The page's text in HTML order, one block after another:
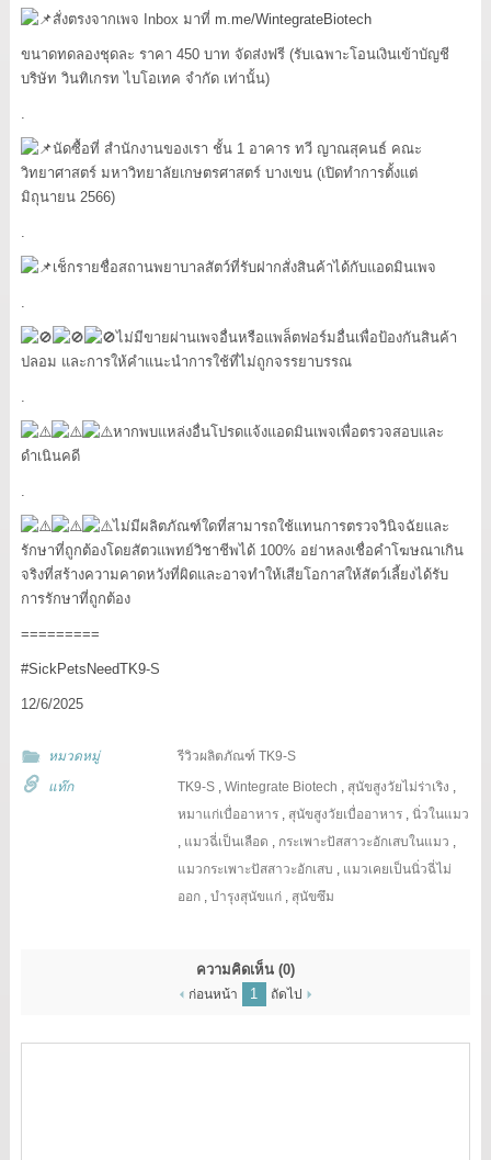
สั่งตรงจากเพจ Inbox มาที่ m.me/WintegrateBiotech
ขนาดทดลองชุดละ ราคา 450 บาท จัดส่งฟรี (รับเฉพาะโอนเงินเข้าบัญชี
บริษัท วินทิเกรท ไบโอเทค จำกัด เท่านั้น)
.
นัดซื้อที่ สำนักงานของเรา ชั้น 1 อาคาร ทวี ญาณสุคนธ์ คณะ
วิทยาศาสตร์ มหาวิทยาลัยเกษตรศาสตร์ บางเขน (เปิดทำการตั้งแต่
มิถุนายน 2566)
.
เช็กรายชื่อสถานพยาบาลสัตว์ที่รับฝากสั่งสินค้าได้กับแอดมินเพจ
.
ไม่มีขายผ่านเพจอื่นหรือแพล็ตฟอร์มอื่นเพื่อป้องกันสินค้า
ปลอม และการให้คำแนะนำการใช้ที่ไม่ถูกจรรยาบรรณ
.
หากพบแหล่งอื่นโปรดแจ้งแอดมินเพจเพื่อตรวจสอบและ
ดำเนินคดี
.
ไม่มีผลิตภัณฑ์ใดที่สามารถใช้แทนการตรวจวินิจฉัยและ
รักษาที่ถูกต้องโดยสัตวแพทย์วิชาชีพได้ 100% อย่าหลงเชื่อคำโฆษณาเกิน
จริงที่สร้างความคาดหวังที่ผิดและอาจทำให้เสียโอกาสให้สัตว์เลี้ยงได้รับ
การรักษาที่ถูกต้อง
=========
#SickPetsNeedTK9-S
12/6/2025
หมวดหมู่
รีวิวผลิตภัณฑ์ TK9-S
แท๊ก
TK9-S ,Wintegrate Biotech , สุนัขสูงวัยไม่ร่าเริง ,
หมาแก่เบื่ออาหาร , สุนัขสูงวัยเบื่ออาหาร ,นิ่วในแมว
, แมวฉี่เป็นเลือด , กระเพาะปัสสาวะอักเสบในแมว ,
แมวกระเพาะปัสสาวะอักเสบ , แมวเคยเป็นนิ่วฉี่ไม่
ออก ,บำรุงสุนัขแก่ , สุนัขซึม
ความคิดเห็น (0)
ก่อนหน้า 1 ถัดไป